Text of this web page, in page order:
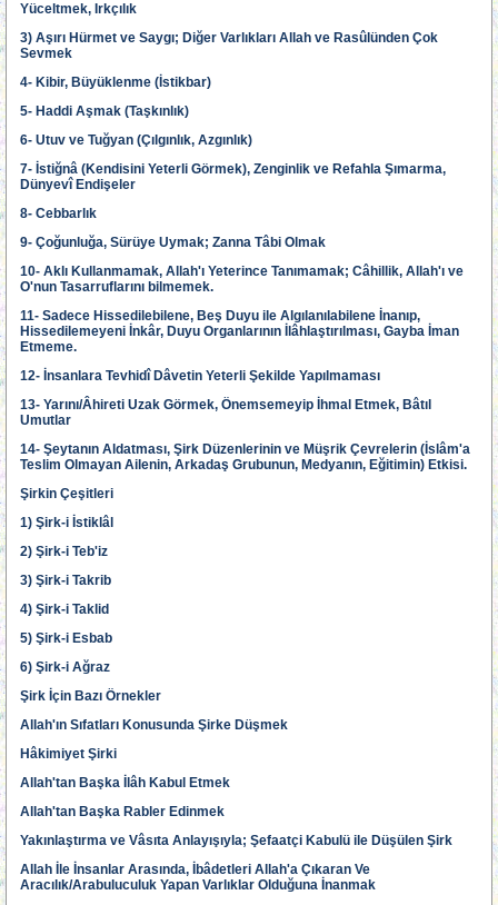
Yüceltmek, Irkçılık
3) Aşırı Hürmet ve Saygı; Diğer Varlıkları Allah ve Rasûlünden Çok
Sevmek
4- Kibir, Büyüklenme (İstikbar)
5- Haddi Aşmak (Taşkınlık)
6- Utuv ve Tuğyan (Çılgınlık, Azgınlık)
7- İstiğnâ (Kendisini Yeterli Görmek), Zenginlik ve Refahla Şımarma,
Dünyevî Endişeler
8- Cebbarlık
9- Çoğunluğa, Sürüye Uymak; Zanna Tâbi Olmak
10- Aklı Kullanmamak, Allah'ı Yeterince Tanımamak; Câhillik, Allah'ı ve
O'nun Tasarruflarını bilmemek.
11- Sadece Hissedilebilene, Beş Duyu ile Algılanılabilene İnanıp,
Hissedilemeyeni İnkâr, Duyu Organlarının İlâhlaştırılması, Gayba İman
Etmeme.
12- İnsanlara Tevhidî Dâvetin Yeterli Şekilde Yapılmaması
13- Yarını/Âhireti Uzak Görmek, Önemsemeyip İhmal Etmek, Bâtıl
Umutlar
14- Şeytanın Aldatması, Şirk Düzenlerinin ve Müşrik Çevrelerin (İslâm'a
Teslim Olmayan Ailenin, Arkadaş Grubunun, Medyanın, Eğitimin) Etkisi.
Şirkin Çeşitleri
1) Şirk-i İstiklâl
2) Şirk-i Teb'iz
3) Şirk-i Takrib
4) Şirk-i Taklid
5) Şirk-i Esbab
6) Şirk-i Ağraz
Şirk İçin Bazı Örnekler
Allah'ın Sıfatları Konusunda Şirke Düşmek
Hâkimiyet Şirki
Allah'tan Başka İlâh Kabul Etmek
Allah'tan Başka Rabler Edinmek
Yakınlaştırma ve Vâsıta Anlayışıyla; Şefaatçi Kabulü ile Düşülen Şirk
Allah İle İnsanlar Arasında, İbâdetleri Allah'a Çıkaran Ve
Aracılık/Arabuluculuk Yapan Varlıklar Olduğuna İnanmak